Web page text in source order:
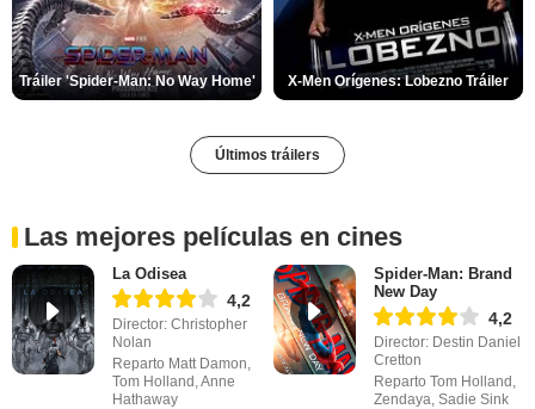
Tráiler 'Spider-Man: No Way Home' X-Men Orígenes: Lobezno Tráiler
Últimos tráilers
Las mejores películas en cines
La Odisea
4,2
Director: Christopher
Nolan
Reparto Matt Damon,
Tom Holland, Anne
Hathaway
Spider-Man: Brand
New Day
4,2
Director: Destin Daniel
Cretton
Reparto Tom Holland,
Zendaya, Sadie Sink